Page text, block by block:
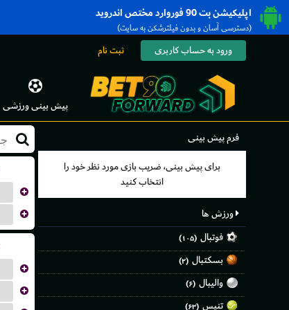
اپلیکیشن بت 90 فوروارد مختص اندروید
(دسترسی آسان و بدون فیلترشکن به سایت)
ورود به حساب کاربری ثبت نام
پیش بینی ورزشی
فرم پیش بینی
برای پیش بینی، ضریب بازی مورد نظر خود را
انتخاب کنید
ورزش ها
فوتبال (۱۰۵)
بسکتبال (۲)
والیبال (۶)
تنیس (۶۳)